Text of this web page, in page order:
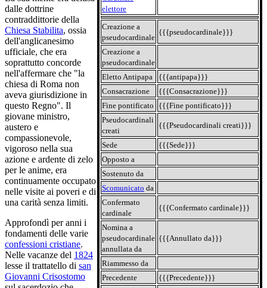
elettore
Creazione a
pseudocardinale
{{{pseudocardinale}}}
Creazione a
pseudocardinale
Eletto Antipapa
{{{antipapa}}}
Consacrazione
{{{Consacrazione}}}
Fine pontificato
{{{Fine pontificato}}}
Pseudocardinali
creati
{{{Pseudocardinali creati}}}
Sede
{{{Sede}}}
Opposto a
Sostenuto da
Scomunicato da
Confermato
cardinale
{{{Confermato cardinale}}}
Nomina a
pseudocardinale
annullata da
{{{Annullato da}}}
Riammesso da
Precedente
{{{Precedente}}}
dalle dottrine
contraddittorie della
Chiesa Stabilita, ossia
dell'anglicanesimo
ufficiale, che era
soprattutto concorde
nell'affermare che "la
chiesa di Roma non
aveva giurisdizione in
questo Regno". Il
giovane ministro,
austero e
compassionevole,
vigoroso nella sua
azione e ardente di zelo
per le anime, era
continuamente occupato
nelle visite ai poveri e di
una carità senza limiti.
Approfondì per anni i
fondamenti delle varie
confessioni cristiane.
Nelle vacanze del 1824
lesse il trattatello di san
Giovanni Crisostomo